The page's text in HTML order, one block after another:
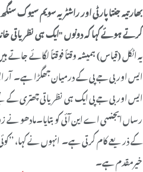
بھارتیہ جنتا پارٹی اور راشٹریہ سویم سیوک
کرتے ہوئے کہا کہ دونوں "ایک ہی نظریاتی
یہ اٹکل (قیاس) ہمیشہ وقتاً فوقتاً لگائے جاتے
ایس اور بی جے پی کے درمیان جھگڑا ہے۔
ایس اور بی جے پی ایک ہی نظریاتی چھتری کے
رساں ایجنسی اے این آئی کو بتایا۔مادھو
کے ذریعے کام کرتی ہے۔ انہوں نے کہا،
خیرمقدم ہے۔